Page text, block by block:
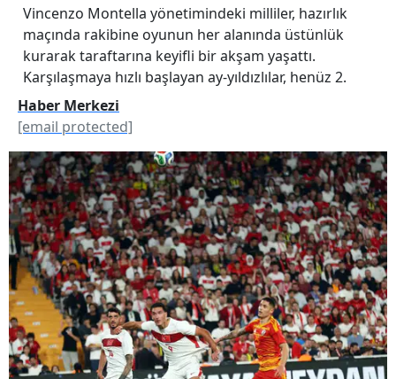
Vincenzo Montella yönetimindeki milliler, hazırlık
maçında rakibine oyunun her alanında üstünlük
kurarak taraftarına keyifli bir akşam yaşattı.
Karşılaşmaya hızlı başlayan ay-yıldızlılar, henüz 2.
Haber Merkezi
[email protected]